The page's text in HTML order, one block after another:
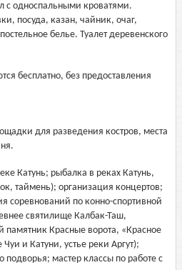
с односпальными кроватями.
посуда, казан, чайник, очаг,
белье. Туалет деревенского
бесплатно, без предоставления
для разведения костров, места
Катунь; рыбалка в реках Катунь,
таймень); организация концертов;
соревнований по конно-спортивной
святилище Калбак-Таш,
памятник Красные ворота, «Красное
и Катуни, устье реки Аргут);
подворья; мастер классы по работе с